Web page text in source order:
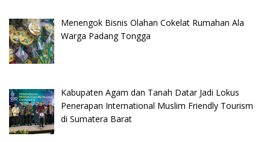
Menengok Bisnis Olahan Cokelat Rumahan Ala
Warga Padang Tongga
Kabupaten Agam dan Tanah Datar Jadi Lokus
Penerapan International Muslim Friendly Tourism
di Sumatera Barat